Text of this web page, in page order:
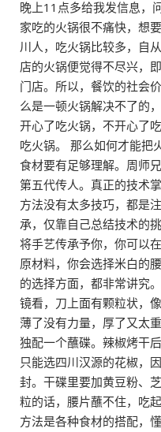
晚上11点多给我发信息，
家吃的火锅很不痛快，想
川人，吃火锅比较多，自
店的火锅便觉得不尽兴，
门店。所以，餐饮的社会
么是一顿火锅解决不了的
开心了吃火锅，不开心了
吃火锅。 那么如何才能把
食材要有足够理解。周师
第五代传人。真正的技术
方法没有太多技巧，都是
承，仅靠自己总结技术的
将手艺传承予你，你可以
原材料，你会选择米白的
的选择方面，都非常讲究
镜看，刀上面有颗粒状，
薄了没有力量，厚了又太
独配一个蘸碟。辣椒烤干
只能选四川汉源的花椒，
封。干碟里要加黄豆粉、
粒的话，腰片蘸不住，吃
方法是各种食材的搭配，